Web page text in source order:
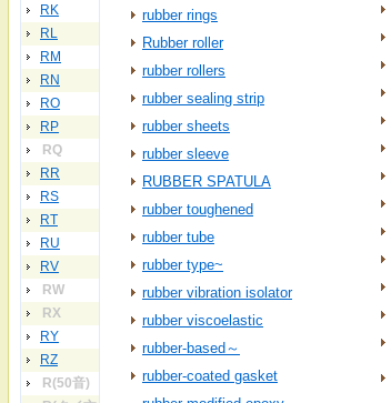
RK
RL
RM
RN
RO
RP
RQ
RR
RS
RT
RU
RV
RW
RX
RY
RZ
R(50音)
rubber rings
Rubber roller
rubber rollers
rubber sealing strip
rubber sheets
rubber sleeve
RUBBER SPATULA
rubber toughened
rubber tube
rubber type~
rubber vibration isolator
rubber viscoelastic
rubber-based～
rubber-coated gasket